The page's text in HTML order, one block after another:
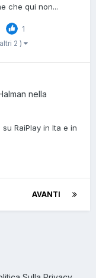
che qui non...
1
2 )
nella
RaiPlay in Ita e in
AVANTI